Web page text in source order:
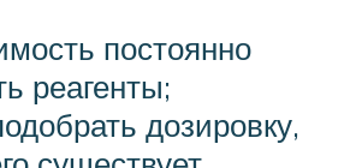
постоянно
реагенты;
дозировку,